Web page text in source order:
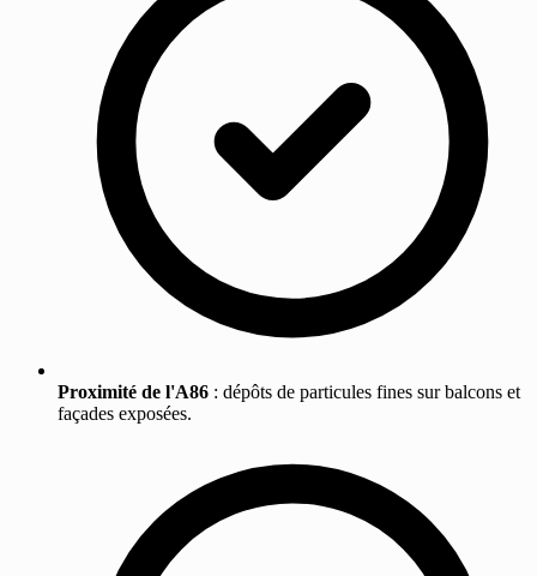
Proximité de l'A86 : dépôts de particules fines sur balcons et
façades exposées.